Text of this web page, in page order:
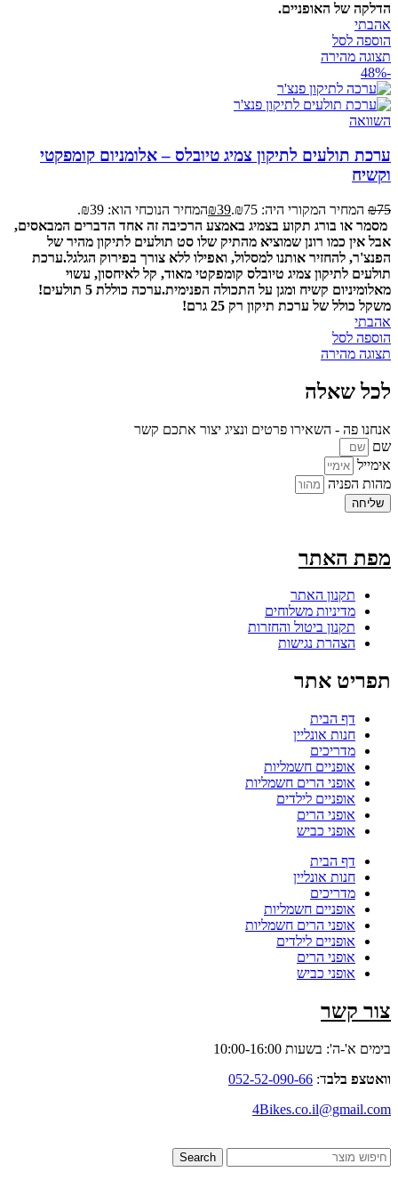
הדלקה של האופניים.
אהבתי
הוספה לסל
תצוגה מהירה
-48%
השוואה
ערכת תולעים לתיקון צמיג טיובלס – אלומניום קומפקטי
וקשיח
₪75 המחיר המקורי היה: ₪75. ₪39
המחיר הנוכחי הוא: ₪39.
מסמר או בורג תקוע בצמיג באמצע הרכיבה זה אחד הדברים המבאסים,
אבל אין כמו רונן שמוציא מהתיק שלו סט תולעים לתיקון מהיר של
הפנצ'ר, להחזיר אותנו למסלול, ואפילו ללא צורך בפירוק הגלגל.ערכת
תולעים לתיקון צמיג טיובלס קומפקטי מאוד, קל לאיחסון, עשוי
מאלומיניום קשיח ומגן על התכולה הפנימית.ערכה כוללת 5 תולעים!
משקל כולל של ערכת תיקון רק 25 גרם!
אהבתי
הוספה לסל
תצוגה מהירה
לכל שאלה
אנחנו פה - השאירו פרטים ונציג יצור אתכם קשר
שם
אימייל
מהות הפניה
שליחה
מפת האתר
תקנון האתר
מדיניות משלוחים
תקנון ביטול והחזרות
הצהרת נגישות
תפריט אתר
דף הבית
חנות אונליין
מדריכים
אופניים חשמליות
אופני הרים חשמליות
אופניים לילדים
אופני הרים
אופני כביש
דף הבית
חנות אונליין
מדריכים
אופניים חשמליות
אופני הרים חשמליות
אופניים לילדים
אופני הרים
אופני כביש
צור קשר
בימים א'-ה': בשעות 10:00-16:00
וואטצפ בלבד: 052-52-090-66
4Bikes.co.il@gmail.com
Search